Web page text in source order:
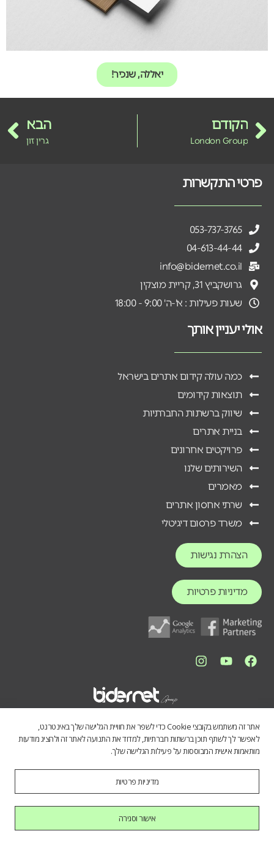
יאללה, שנכיר!
הקודם
London Group
הבא
גרין זון
פרטי התקשרות
053-737-3765
04-613-44-44
info@bidernet.co.il
גרושקביץ 31, קריית מוצקין
שעות פעילות : א'-ה' 9:00 - 18:00
אולי יעניין אותך
כמה עולה קידום אתרים בישראל
תוצאות קידומים
שיווק ברשתות החברתיות
בניית אתרים
פרויקטים אחרונים
השירותים שלנו
מאמרים
שרתי אחסון אתרים
משרד פרסום דיגיטלי
הצהרת נגישות
מדיניות פרטיות
התכנים באתר נועדו לספק מידע כללי לציבור הרחב. אין לראות בהם תחליף
במידע הינו על אחריות המשתמש בלבד.
אתר זה משתמש בקובצי Cookie כדי לשפר את חוויית הגלישה שלך באינטרנט,
לאפשר לך לשתף תוכן ברשתות חברתיות, למדוד את התנועה לאתר זה ולהציג מודעות
מותאמות אישית המבוססות על פעילות הגלישה שלך.
מדיניות פרטיות
אישור וסגירה